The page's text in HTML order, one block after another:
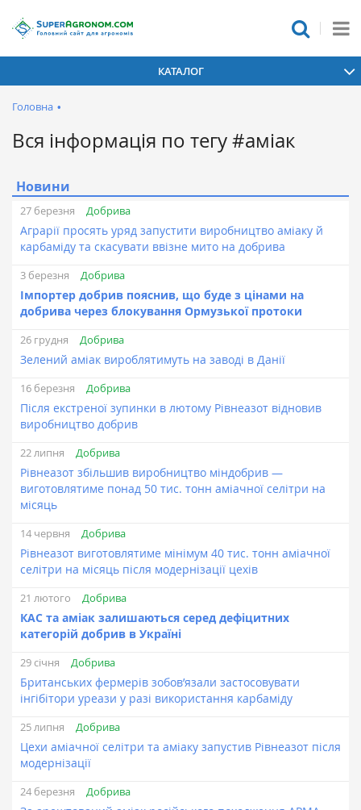
КАТАЛОГ
Головна •
Вся інформація по тегу #аміак
Новини
27 березня Добрива
Аграрії просять уряд запустити виробництво аміаку й
карбаміду та скасувати ввізне мито на добрива
3 березня Добрива
Імпортер добрив пояснив, що буде з цінами на
добрива через блокування Ормузької протоки
26 грудня Добрива
Зелений аміак вироблятимуть на заводі в Данії
16 березня Добрива
Після екстреної зупинки в лютому Рівнеазот відновив
виробництво добрив
22 липня Добрива
Рівнеазот збільшив виробництво міндобрив —
виготовлятиме понад 50 тис. тонн аміачної селітри на
місяць
14 червня Добрива
Рівнеазот виготовлятиме мінімум 40 тис. тонн аміачної
селітри на місяць після модернізації цехів
21 лютого Добрива
КАС та аміак залишаються серед дефіцитних
категорій добрив в Україні
29 січня Добрива
Британських фермерів зобов’язали застосовувати
інгібітори уреази у разі використання карбаміду
25 липня Добрива
Цехи аміачної селітри та аміаку запустив Рівнеазот після
модернізації
24 березня Добрива